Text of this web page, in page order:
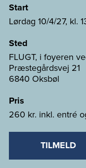
Start
Lørdag 10/4/27, kl.
Sted
FLUGT, i foyeren
Præstegårdsvej 21
6840 Oksbøl
Pris
260 kr. inkl. entré
TILMELD